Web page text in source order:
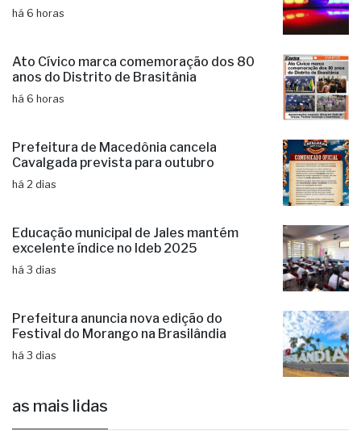
há 6 horas
Ato Cívico marca comemoração dos 80
anos do Distrito de Brasitânia
há 6 horas
Prefeitura de Macedônia cancela
Cavalgada prevista para outubro
há 2 dias
Educação municipal de Jales mantém
excelente índice no Ideb 2025
há 3 dias
Prefeitura anuncia nova edição do
Festival do Morango na Brasilândia
há 3 dias
as mais lidas